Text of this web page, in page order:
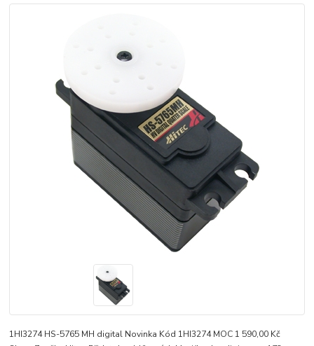
1HI3274 HS-5765 MH digital Novinka Kód 1HI3274 MOC 1 590,00 Kč